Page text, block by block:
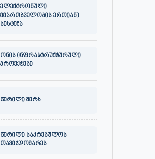
ელექტრონული
მმართბველობის ერთიანი
სისტემა
ონის ინფრასტრუქტურული
პროექტები
წერილი მერს
წერილი საკრებულოს
თავმჯდომარეს